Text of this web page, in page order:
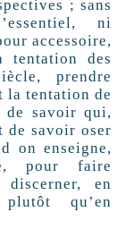
; sans
ni
accessoire,
tentation des
prendre
la tentation de
de savoir qui,
de savoir oser
on enseigne,
pour faire
discerner, en
qu’en